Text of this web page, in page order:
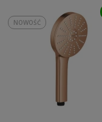
NOWOŚĆ